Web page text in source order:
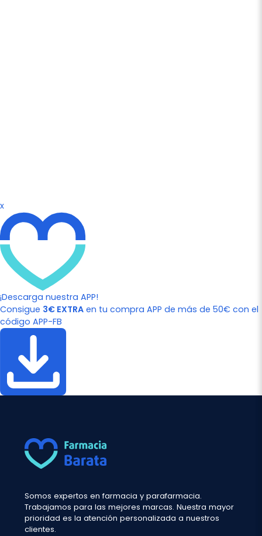
x
¡Descarga nuestra APP!
Consigue 3€ EXTRA en tu compra APP de más de 50€ con el
código APP-FB
Somos expertos en farmacia y parafarmacia.
Trabajamos para las mejores marcas. Nuestra mayor
prioridad es la atención personalizada a nuestros
clientes.